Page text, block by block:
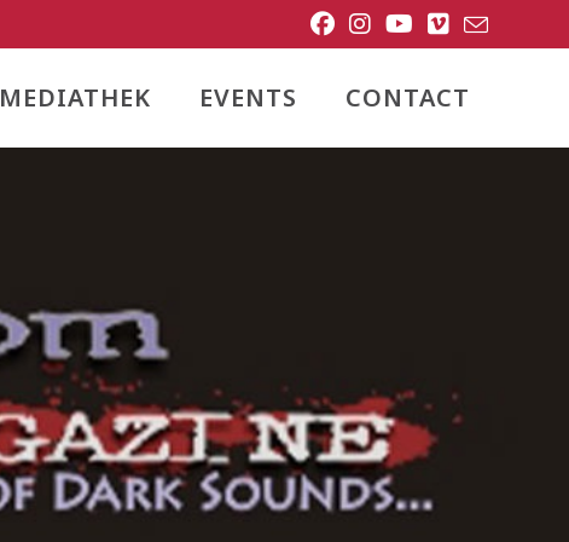
MEDIATHEK EVENTS CONTACT